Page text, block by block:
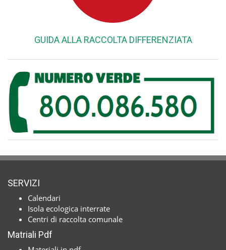
GUIDA ALLA RACCOLTA DIFFERENZIATA
SERVIZI
Calendari
Isola ecologica interrate
Centri di raccolta comunale
Matriali Pdf